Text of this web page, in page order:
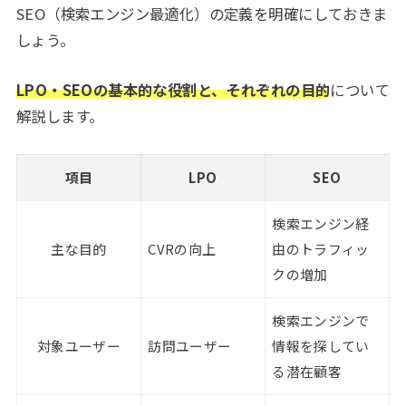
SEO（検索エンジン最適化）の定義を明確にしておきま
しょう。
LPO・SEOの基本的な役割と、それぞれの目的について
解説します。
項目 LPO SEO
主な目的 CVRの向上
検索エンジン経
由のトラフィッ
クの増加
対象ユーザー 訪問ユーザー
検索エンジンで
情報を探してい
る潜在顧客